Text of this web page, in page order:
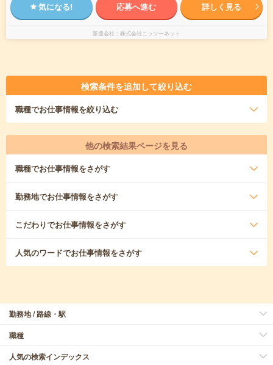
気になる! 応募へ進む 詳しく見る
派遣会社 株式会社ニッソーネット
検索条件を追加して絞り込む
職種でお仕事情報を絞り込む
他の検索結果ページを見る
職種でお仕事情報をさがす
勤務地でお仕事情報をさがす
こだわりでお仕事情報をさがす
人気のワードでお仕事情報をさがす
勤務地 / 路線・駅
職種
人気の検索インデックス